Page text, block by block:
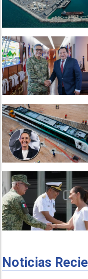
Noticias